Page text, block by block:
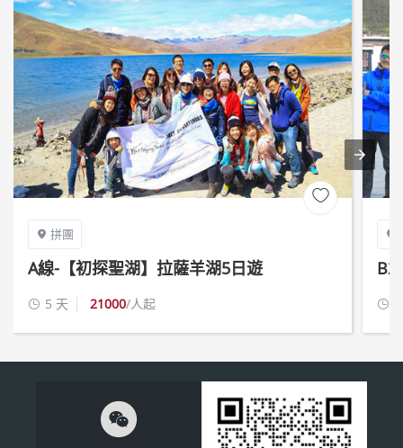

 拼團
A線-【初探聖湖】拉薩羊湖5日遊
 5 天 21000/人起

B2

